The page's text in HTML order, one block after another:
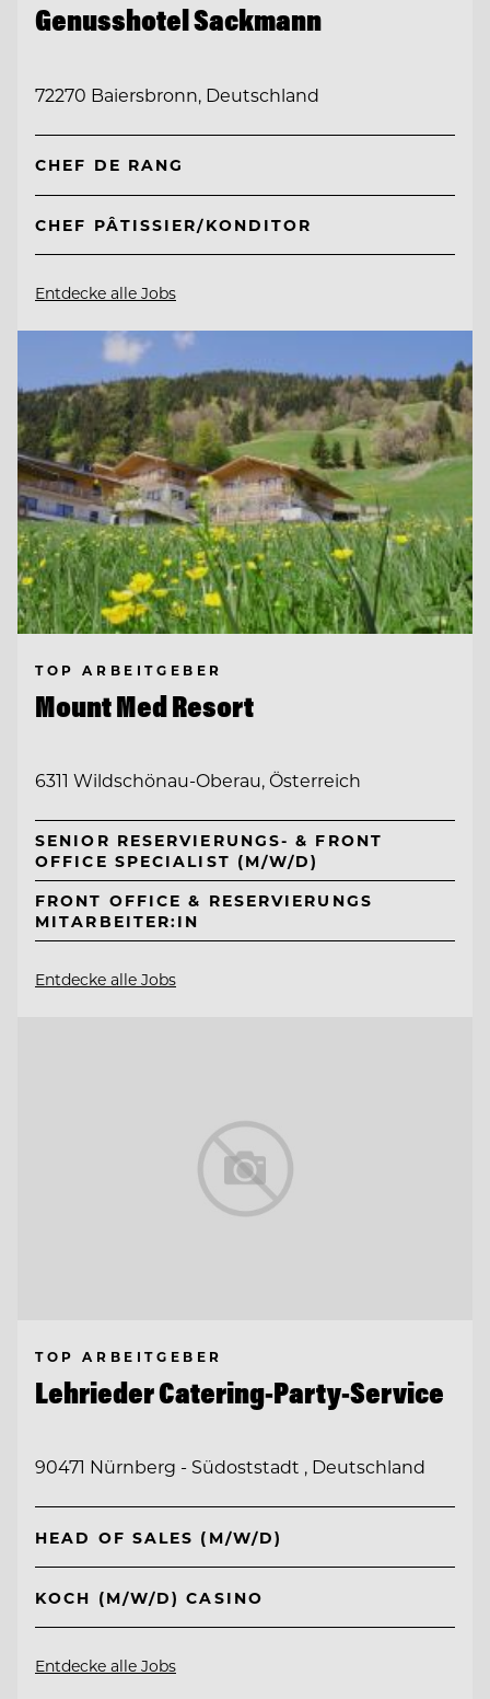
Genusshotel Sackmann
72270 Baiersbronn, Deutschland
CHEF DE RANG
CHEF PÂTISSIER/KONDITOR
Entdecke alle Jobs
TOP ARBEITGEBER
Mount Med Resort
6311 Wildschönau-Oberau, Österreich
SENIOR RESERVIERUNGS- & FRONT
OFFICE SPECIALIST (M/W/D)
FRONT OFFICE & RESERVIERUNGS
MITARBEITER:IN
Entdecke alle Jobs
TOP ARBEITGEBER
Lehrieder Catering-Party-Service
90471 Nürnberg - Südoststadt , Deutschland
HEAD OF SALES (M/W/D)
KOCH (M/W/D) CASINO
Entdecke alle Jobs